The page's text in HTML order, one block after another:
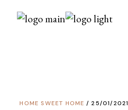
HOME SWEET HOME 25/01/2021